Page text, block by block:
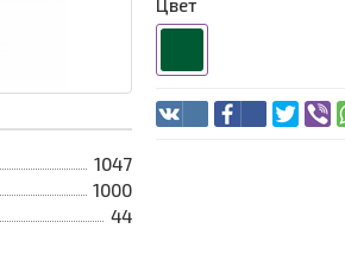
1047
1000
44
Цвет